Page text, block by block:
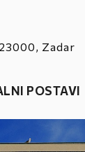
Zadar
POSTAVI